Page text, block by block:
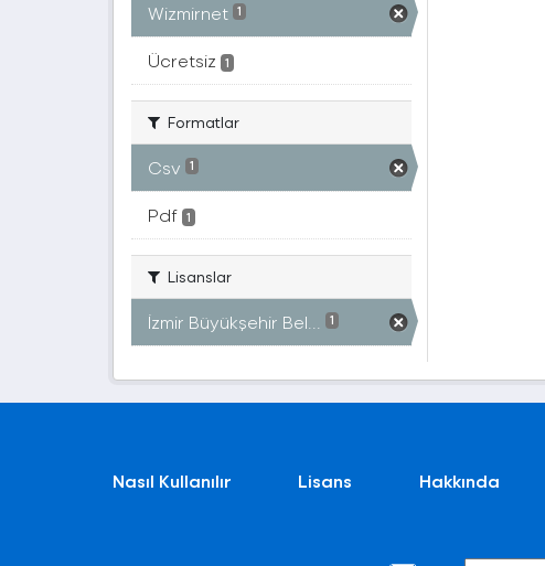
Wizmirnet 1
Ücretsiz 1
Formatlar
Csv 1
Pdf 1
Lisanslar
İzmir Büyükşehir Bel... 1
Nasıl Kullanılır Lisans Hakkında